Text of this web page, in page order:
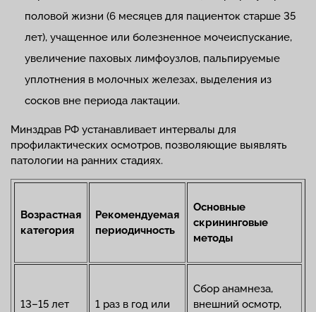
половой жизни (6 месяцев для пациенток старше 35
лет), учащенное или болезненное мочеиспускание,
увеличение паховых лимфоузлов, пальпируемые
уплотнения в молочных железах, выделения из
сосков вне периода лактации.
Минздрав РФ устанавливает интервалы для
профилактических осмотров, позволяющие выявлять
патологии на ранних стадиях.
Возрастная
категория
Рекомендуемая
периодичность
Основные
скрининговые
методы
13–15 лет
1 раз в год или
Сбор анамнеза,
внешний осмотр,